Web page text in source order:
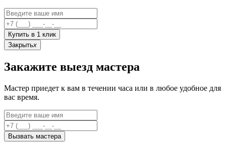
Купить в 1 клик
Закрытьx
Закажите выезд мастера
Мастер приедет к вам в течении часа или в любое удобное для
вас время.
Вызвать мастера